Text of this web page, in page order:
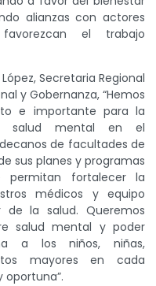
alianzas con actores
el trabajo
Secretaria Regional
y Gobernanza, “Hemos
e importante para la
salud mental en el
de facultades de
sus planes y programas
permitan fortalecer la
médicos y equipo
la salud. Queremos
salud mental y poder
a los niños, niñas,
mayores en cada